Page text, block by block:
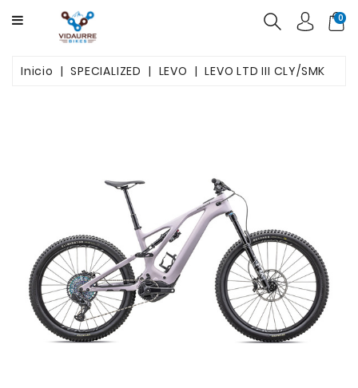
CATEGORY 0
Inicio SPECIALIZED LEVO LEVO LTD III CLY/SMK